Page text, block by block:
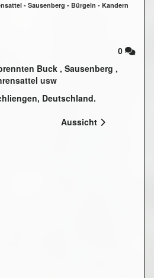
- Sausenberg - Bürgeln - Kandern
0
Buck , Sausenberg ,
usw
Deutschland.
Aussicht